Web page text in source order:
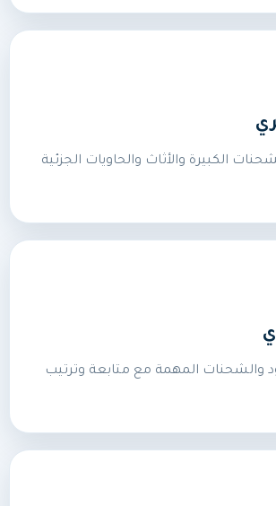
الكبيرة والأثاث والحاويات الجزئية
والشحنات المهمة مع متابعة وترتيب